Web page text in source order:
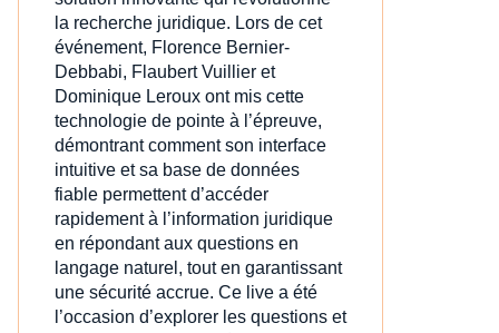
la recherche juridique. Lors de cet
événement, Florence Bernier-
Debbabi, Flaubert Vuillier et
Dominique Leroux ont mis cette
technologie de pointe à l’épreuve,
démontrant comment son interface
intuitive et sa base de données
fiable permettent d’accéder
rapidement à l’information juridique
en répondant aux questions en
langage naturel, tout en garantissant
une sécurité accrue. Ce live a été
l’occasion d’explorer les questions et